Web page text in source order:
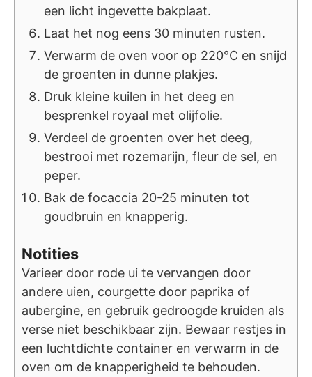
een licht ingevette bakplaat.
Laat het nog eens 30 minuten rusten.
Verwarm de oven voor op 220°C en snijd
de groenten in dunne plakjes.
Druk kleine kuilen in het deeg en
besprenkel royaal met olijfolie.
Verdeel de groenten over het deeg,
bestrooi met rozemarijn, fleur de sel, en
peper.
Bak de focaccia 20-25 minuten tot
goudbruin en knapperig.
Notities
Varieer door rode ui te vervangen door
andere uien, courgette door paprika of
aubergine, en gebruik gedroogde kruiden als
verse niet beschikbaar zijn. Bewaar restjes in
een luchtdichte container en verwarm in de
oven om de knapperigheid te behouden.